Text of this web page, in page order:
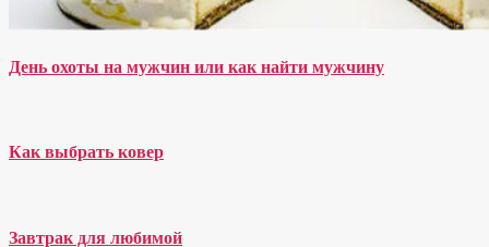
День охоты на мужчин или как найти мужчину
Как выбрать ковер
Завтрак для любимой